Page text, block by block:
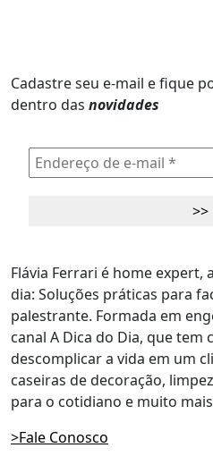
Cadastre seu e-mail e fique
dentro das novidades
Flávia Ferrari é home expert,
dia: Soluções práticas para
palestrante. Formada em
canal A Dica do Dia, que tem
descomplicar a vida em um
caseiras de decoração,
para o cotidiano e muito
>Fale Conosco